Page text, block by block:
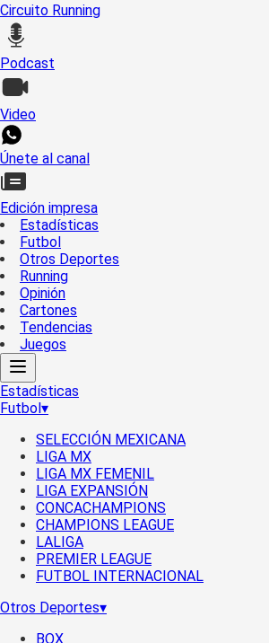
Circuito Running
Podcast
Video
Únete al canal
Edición impresa
Estadísticas
Futbol
Otros Deportes
Running
Opinión
Cartones
Tendencias
Juegos
Estadísticas
Futbol▾
SELECCIÓN MEXICANA
LIGA MX
LIGA MX FEMENIL
LIGA EXPANSIÓN
CONCACHAMPIONS
CHAMPIONS LEAGUE
LALIGA
PREMIER LEAGUE
FUTBOL INTERNACIONAL
Otros Deportes▾
BOX